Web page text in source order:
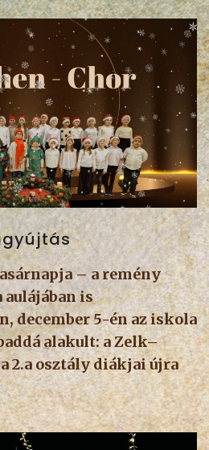
– a remény
is
december 5-én az iskola
alakult: a Zelk–
2.a osztály diákjai újra